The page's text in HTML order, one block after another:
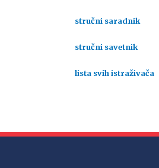
stručni saradnik
stručni savetnik
lista svih istraživača